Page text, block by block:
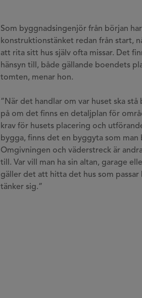
Som byggnadsingenjör från början
konstruktionstänket redan från start,
att rita sitt hus själv ofta missar. Det
hänsyn till, både gällande boendets
tomten, menar hon.
”När det handlar om var huset ska
på om det finns en detaljplan för
krav för husets placering och
bygga, finns det en byggyta som
Omgivningen och väderstreck är
till. Var vill man ha sin altan, garage
gäller det att hitta det hus som
tänker sig.”